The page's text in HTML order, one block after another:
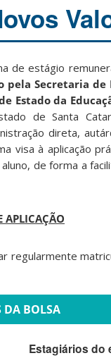
de estágio
pela Secretaria de
Estado da
de Santa
direta,
visa à aplicação
de forma a
APLICAÇÃO
regularmente
DA BOLSA
Estagiários do